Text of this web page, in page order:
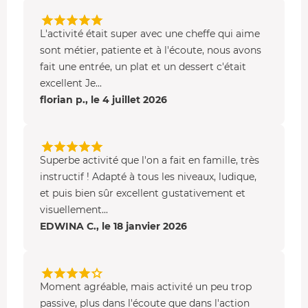
L'activité était super avec une cheffe qui aime
sont métier, patiente et à l'écoute, nous avons
fait une entrée, un plat et un dessert c'était
excellent Je...
florian p., le 4 juillet 2026
Superbe activité que l'on a fait en famille, très
instructif ! Adapté à tous les niveaux, ludique,
et puis bien sûr excellent gustativement et
visuellement...
EDWINA C., le 18 janvier 2026
Moment agréable, mais activité un peu trop
passive, plus dans l'écoute que dans l'action